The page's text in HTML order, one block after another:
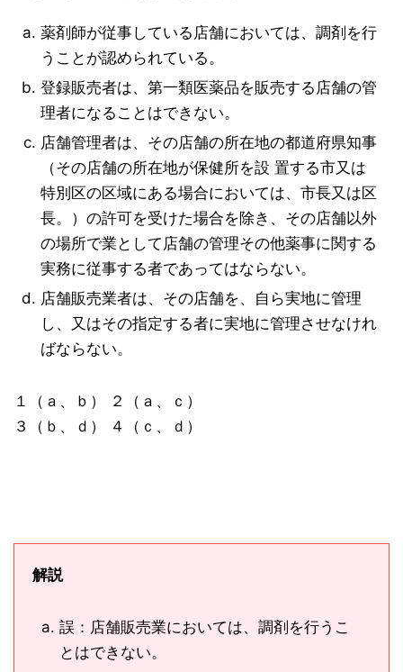
薬剤師が従事している店舗においては、調剤を行
うことが認められている。
登録販売者は、第一類医薬品を販売する店舗の管
理者になることはできない。
店舗管理者は、その店舗の所在地の都道府県知事
（その店舗の所在地が保健所を設 置する市又は
特別区の区域にある場合においては、市長又は区
長。）の許可を受けた場合を除き、その店舗以外
の場所で業として店舗の管理その他薬事に関する
実務に従事する者であってはならない。
店舗販売業者は、その店舗を、自ら実地に管理
し、又はその指定する者に実地に管理させなけれ
ばならない。
１（ａ、ｂ） ２（ａ、ｃ）
３（ｂ、ｄ） ４（ｃ、ｄ）
解説
誤：店舗販売業においては、調剤を行うこ
とはできない。